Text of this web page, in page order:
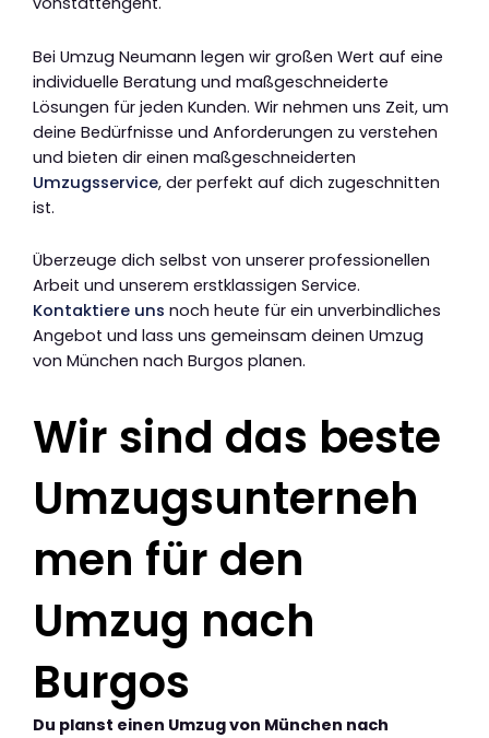
Bei Umzug Neumann legen wir großen Wert auf eine
individuelle Beratung und maßgeschneiderte
Lösungen für jeden Kunden. Wir nehmen uns Zeit, um
deine Bedürfnisse und Anforderungen zu verstehen
und bieten dir einen maßgeschneiderten
Umzugsservice, der perfekt auf dich zugeschnitten
ist.
Überzeuge dich selbst von unserer professionellen
Arbeit und unserem erstklassigen Service.
Kontaktiere uns noch heute für ein unverbindliches
Angebot und lass uns gemeinsam deinen Umzug
von München nach Burgos planen.
Wir sind das beste
Umzugsunterneh
men für den
Umzug nach
Burgos
Du planst einen Umzug von München nach